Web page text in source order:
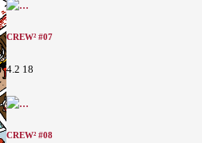
CREW² #07
4.2 18
CREW² #08